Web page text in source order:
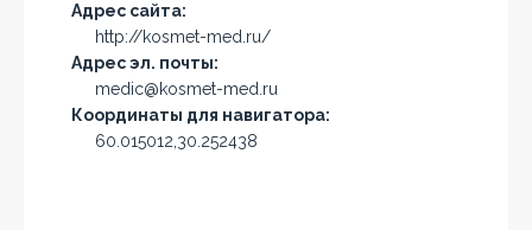
Адрес сайта:
http://kosmet-med.ru/
Адрес эл. почты:
medic@kosmet-med.ru
Координаты для навигатора:
60.015012,30.252438